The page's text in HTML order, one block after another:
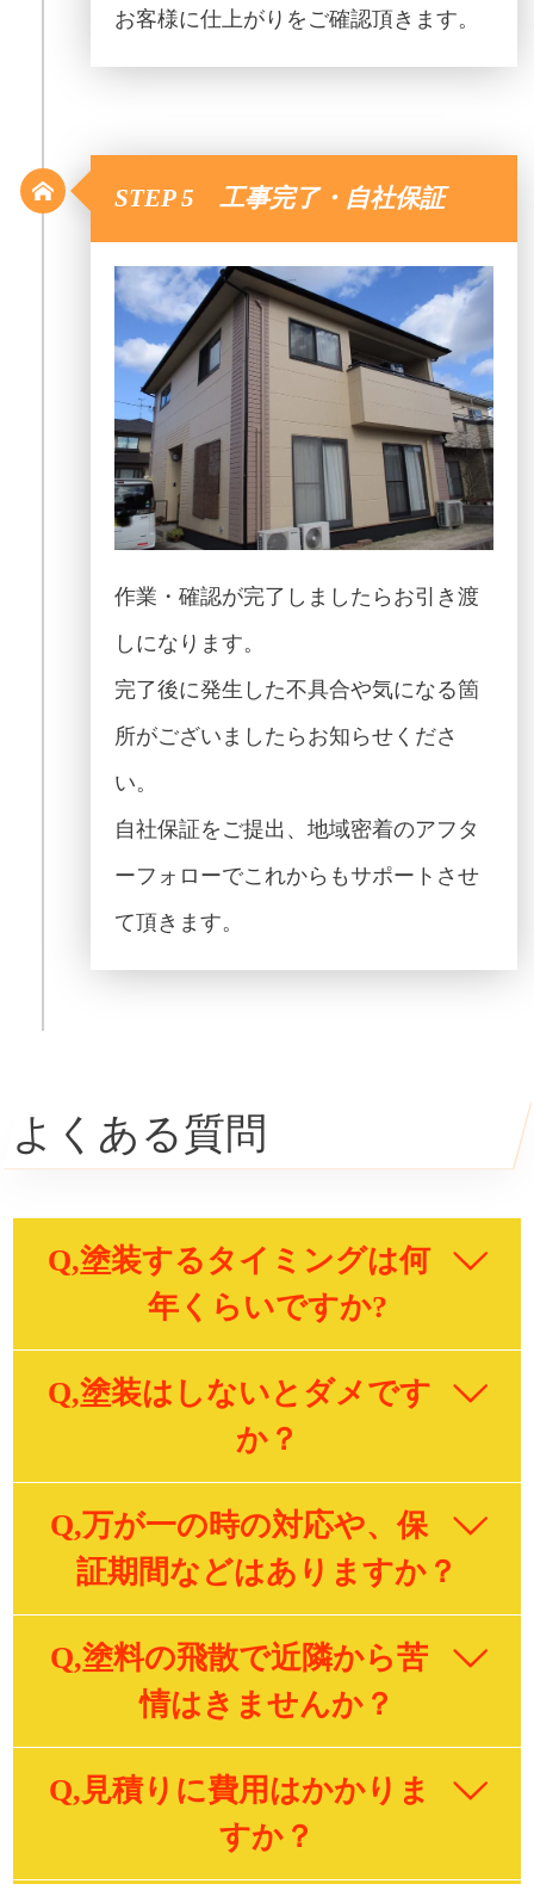
お客様に仕上がりをご確認頂きます。
STEP 5 工事完了・自社保証
作業・確認が完了しましたらお引き渡
しになります。
完了後に発生した不具合や気になる箇
所がございましたらお知らせくださ
い。
自社保証をご提出、地域密着のアフタ
ーフォローでこれからもサポートさせ
て頂きます。
よくある質問
Q,塗装するタイミングは何
年くらいですか?
Q,塗装はしないとダメです
か？
Q,万が一の時の対応や、保
証期間などはありますか？
Q,塗料の飛散で近隣から苦
情はきませんか？
Q,見積りに費用はかかりま
すか？